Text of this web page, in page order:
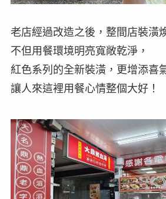
老店經過改造之後，整間店裝潢
不但用餐環境明亮寬敞乾淨，
紅色系列的全新裝潢，更增添喜
讓人來這裡用餐心情整個大好！